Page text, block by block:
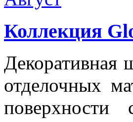
Коллекция
Декоративная
отделочных
поверхности